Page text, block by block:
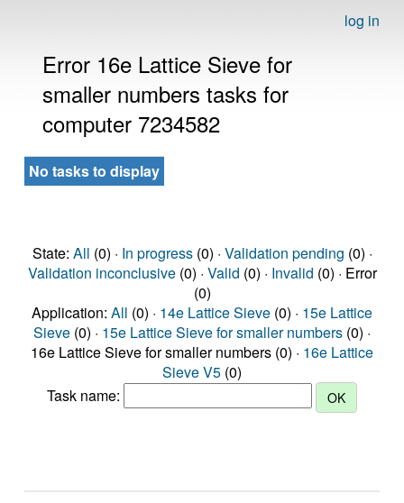
log in
Error 16e Lattice Sieve for
smaller numbers tasks for
computer 7234582
No tasks to display
State: All (0) · In progress(0) · Validation pending (0) ·
Validation inconclusive(0) · Valid (0) · Invalid (0) · Error
(0)
Application: All (0) · 14e Lattice Sieve (0) · 15e Lattice
Sieve (0) · 15e Lattice Sieve for smaller numbers (0) ·
16e Lattice Sieve for smaller numbers (0) · 16e Lattice
Sieve V5 (0)
Task name: